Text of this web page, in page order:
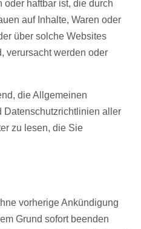
oder haftbar ist, die durch
auf Inhalte, Waren oder
über solche Websites
verursacht werden oder
die Allgemeinen
Datenschutzrichtlinien aller
zu lesen, die Sie
vorherige Ankündigung
Grund sofort beenden